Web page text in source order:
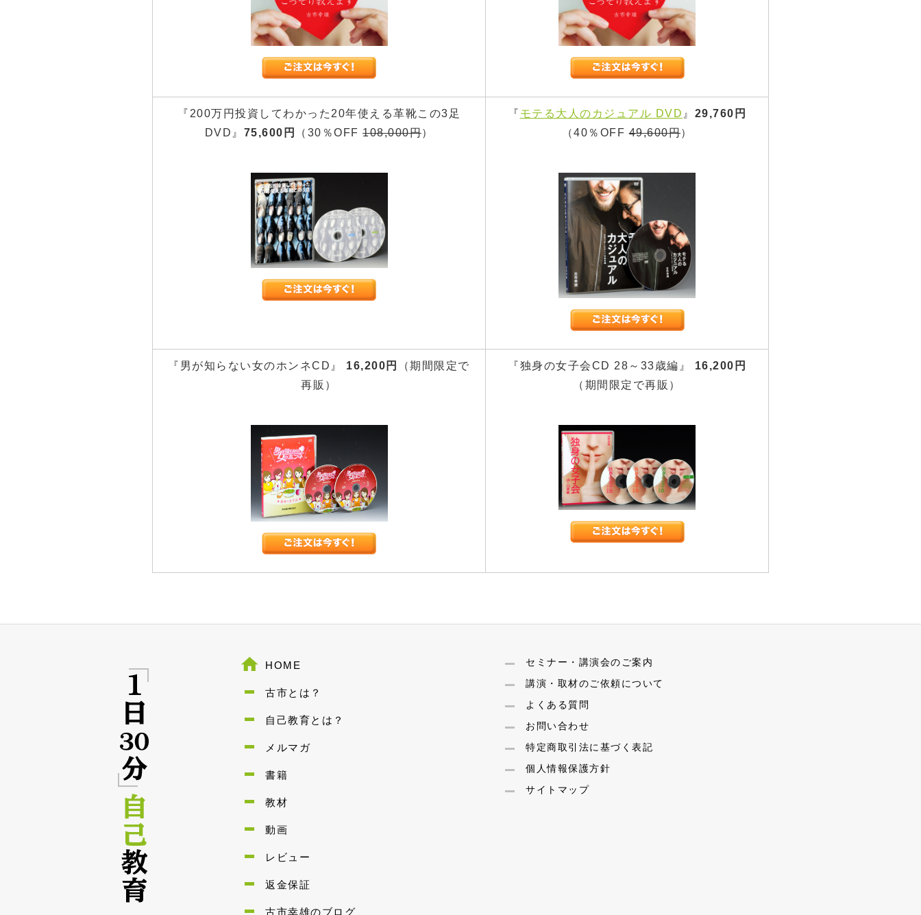
『200万円投資してわかった20年使える革靴この3足
DVD』 75,600円 （30％OFF 108,000円）
『 モテる大人のカジュアル DVD 』 29,760円
（40％OFF49,600円）
『男が知らない女のホンネCD』 16,200円
（期間限定で
再販）
『独身の女子会CD 28～33歳編』
16,200円
（期間限定で再販）
HOME
古市とは？
自己教育とは？
メルマガ
書籍
教材
動画
レビュー
返金保証
古市幸雄のブログ
セミナー・講演会のご案内
講演・取材のご依頼について
よくある質問
お問い合わせ
特定商取引法に基づく表記
個人情報保護方針
サイトマップ